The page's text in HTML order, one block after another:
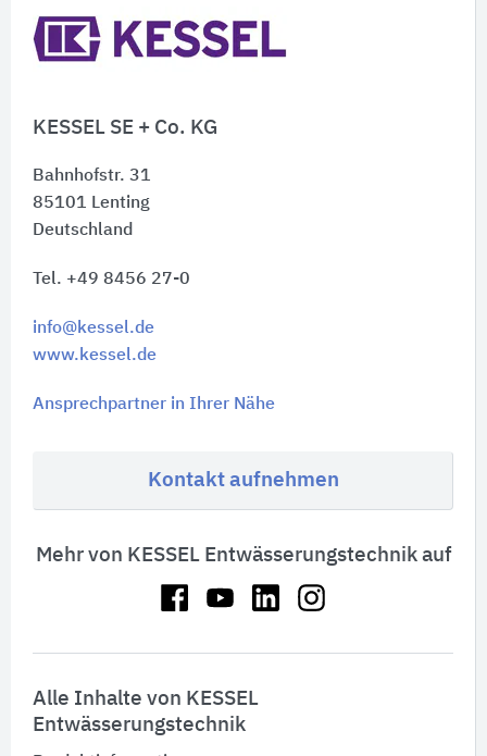
KESSEL SE + Co. KG
Bahnhofstr. 31
85101 Lenting
Deutschland
Tel. +49 8456 27-0
info@kessel.de
www.kessel.de
Ansprechpartner in Ihrer Nähe
Kontakt aufnehmen
Mehr von KESSEL Entwässerungstechnik auf
Alle Inhalte von KESSEL
Entwässerungstechnik